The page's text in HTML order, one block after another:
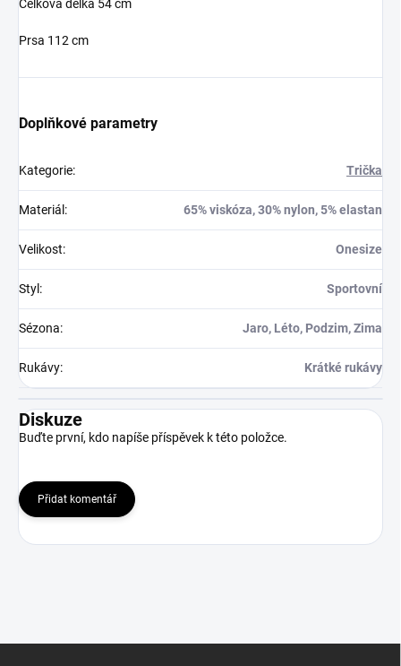
Celková délka 54 cm
Prsa 112 cm
Doplňkové parametry
Kategorie: Trička
Materiál : 65% viskóza, 30% nylon, 5% elastan
Velikost: Onesize
Styl : Sportovní
Sézona: Jaro, Léto, Podzim, Zima
Rukávy: Krátké rukávy
Diskuze
Buďte první, kdo napíše příspěvek k této položce.
Přidat komentář